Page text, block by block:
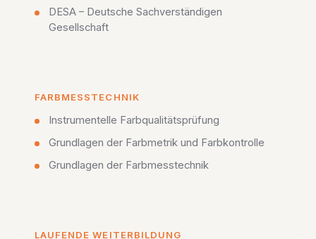
DESA – Deutsche Sachverständigen
Gesellschaft
FARBMESSTECHNIK
Instrumentelle Farbqualitätsprüfung
Grundlagen der Farbmetrik und Farbkontrolle
Grundlagen der Farbmesstechnik
LAUFENDE WEITERBILDUNG